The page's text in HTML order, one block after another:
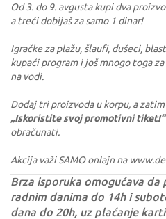
Od 3. do 9. avgusta kupi dva
a treći dobijaš za samo 1 dinar!
Igračke za plažu, šlaufi, dušeci,
kupaći program i još mnogo toga
na vodi.
Dodaj tri proizvoda u korpu, a
„Iskoristite svoj promotivni tiket!“
obračunati.
Akcija važi SAMO onlajn na
Brza isporuka omogućava da
radnim danima do 14h i
dana do 20h, uz plaćanje